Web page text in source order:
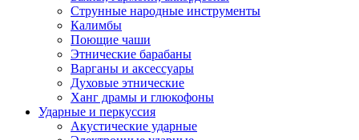
Струнные народные инструменты
Калимбы
Поющие чаши
Этнические барабаны
Варганы и аксессуары
Духовые этнические
Ханг драмы и глюкофоны
Ударные и перкуссия
Акустические ударные